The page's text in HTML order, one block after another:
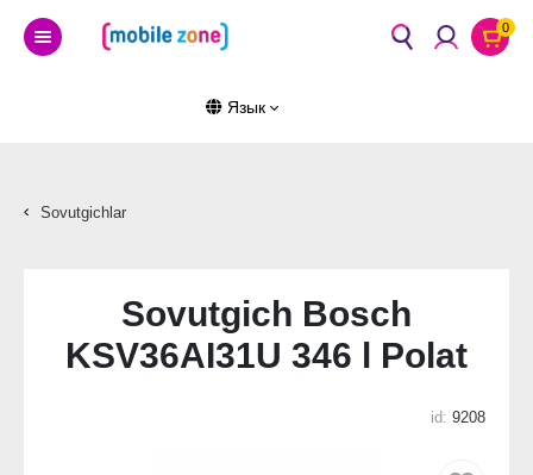
0
Язык
Sovutgichlar
Sovutgich Bosch
KSV36AI31U 346 l Polat
id: 9208